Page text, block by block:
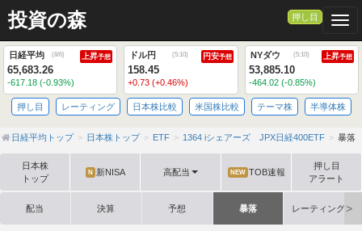
投資の森 押し目
日経平均 (8/6) 上昇予想
65,683.26
-617.18 (-0.93%)
ドル円 (5:10) 円安予想
158.45
+0.73 (+0.46%)
NYダウ (5:10) 上昇予想
53,885.10
-464.02 (-0.85%)
押し目 レーティング 日本株比較 米国株比較 テーマ株 半導体株
日経平均トップ 日本株トップ ETF 1364 iシェアーズ JPX日経400ETF 暴落
日本株
トップ
N 新NISA 高配当 NEW TOB速報
押し目
アラート
配当 決算 予想 暴落 レーティング格